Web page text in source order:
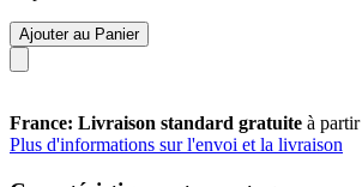
Ajouter au Panier
France: Livraison standard gratuite à
Plus d'informations sur l'envoi et la livraison